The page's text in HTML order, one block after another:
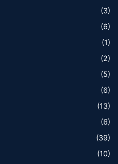
(3)
(6)
(1)
(2)
(5)
(6)
(13)
(6)
(39)
(10)